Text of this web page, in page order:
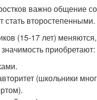
важно общение
стать второстепенными.
(15-17 лет)
приобретают:
(школьники